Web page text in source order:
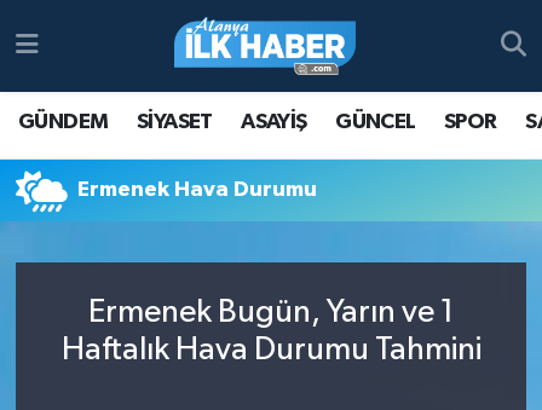
GÜNDEM SİYASET ASAYİŞ GÜNCEL SPOR
Ermenek Hava Durumu
Ermenek Bugün, Yarın ve 1
Haftalık Hava Durumu Tahmini
Antalya Nöbetçi Eczaneler
Süper Lig Puan Durumu ve Fikstür